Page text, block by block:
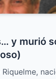
y murió